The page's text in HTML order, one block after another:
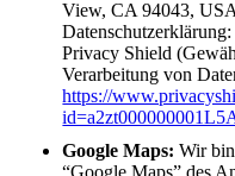
View, CA 94043,
Privacy Shield
Verarbeitung von
https://
Google Maps: Wir